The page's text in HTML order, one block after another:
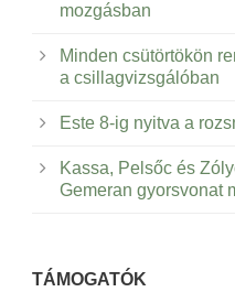
mozgásban
Minden csütörtökön
a csillagvizsgálóban
Este 8-ig nyitva a
Kassa, Pelsőc és
Gemeran gyorsvonat
TÁMOGATÓK